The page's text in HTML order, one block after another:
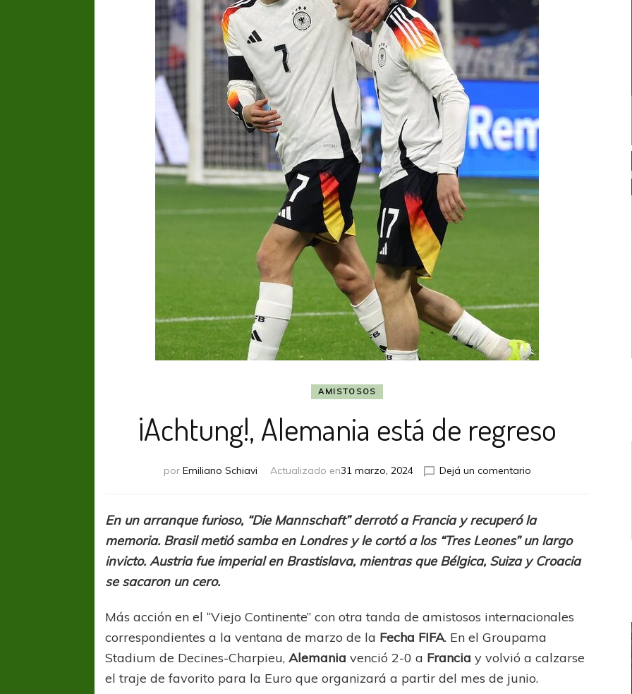
AMISTOSOS
¡Achtung!, Alemania está de regreso
por Emiliano Schiavi Actualizado en31 marzo, 2024 Dejá un comentarioen
está
de
regreso
En un arranque furioso, “Die Mannschaft” derrotó a Francia y recuperó la
memoria. Brasil metió samba en Londres y le cortó a los “Tres Leones” un largo
invicto. Austria fue imperial en Brastislava, mientras que Bélgica, Suiza y Croacia
se sacaron un cero.
Más acción en el “Viejo Continente” con otra tanda de amistosos internacionales
correspondientes a la ventana de marzo de la Fecha FIFA. En el Groupama
Stadium de Decines-Charpieu,Alemania venció 2-0 a Francia y volvió a calzarse
el traje de favorito para la Euro que organizará a partir del mes de junio.